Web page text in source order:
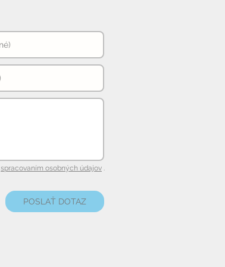
spracovaním osobných údajov .
POSLAŤ DOTAZ